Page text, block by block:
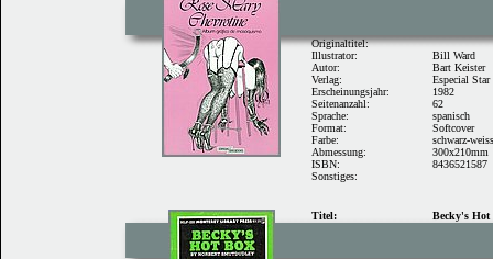
Originaltitel:
Illustrator:
Autor:
Verlag:
Bill Ward
Bart Keister
Especial
Erscheinungsjahr:
Seitenanzahl:
Sprache:
Format:
Farbe:
Abmessung:
ISBN:
Sonstiges:
1982
62
spanisch
Softcover
schwarz-
300x210mm
8436521587
Titel: Becky's Hot